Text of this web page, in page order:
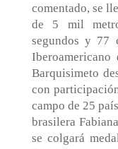
comentado, se
de 5 mil
segundos y 77
Barquisimeto
con
campo de 25
brasilera
se colgará